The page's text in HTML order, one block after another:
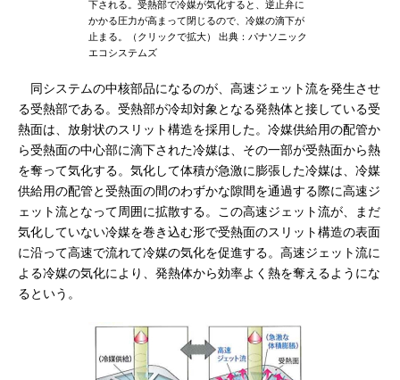
下される。受熱部で冷媒が気化すると、逆止弁に
かかる圧力が高まって閉じるので、冷媒の滴下が
止まる。（クリックで拡大） 出典：パナソニック
エコシステムズ
同システムの中核部品になるのが、高速ジェット流を発生させ
る受熱部である。受熱部が冷却対象となる発熱体と接している受
熱面は、放射状のスリット構造を採用した。冷媒供給用の配管か
ら受熱面の中心部に滴下された冷媒は、その一部が受熱面から熱
を奪って気化する。気化して体積が急激に膨張した冷媒は、冷媒
供給用の配管と受熱面の間のわずかな隙間を通過する際に高速ジ
ェット流となって周囲に拡散する。この高速ジェット流が、まだ
気化していない冷媒を巻き込む形で受熱面のスリット構造の表面
に沿って高速で流れて冷媒の気化を促進する。高速ジェット流に
よる冷媒の気化により、発熱体から効率よく熱を奪えるようにな
るという。